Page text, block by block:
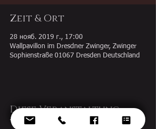
Zeit & Ort
28 нояб. 2019 г., 17:00
Wallpavillon im Dresdner Zwinger, Zwinger
Sophienstraße 01067 Dresden Deutschland
Diese Veranstaltung
teilen